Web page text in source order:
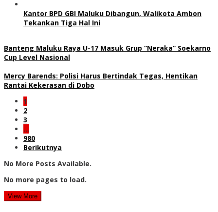
Kantor BPD GBI Maluku Dibangun, Walikota Ambon
Tekankan Tiga Hal Ini
Banteng Maluku Raya U-17 Masuk Grup “Neraka” Soekarno
Cup Level Nasional
Mercy Barends: Polisi Harus Bertindak Tegas, Hentikan
Rantai Kekerasan di Dobo
1
2
3
…
980
Berikutnya
No More Posts Available.
No more pages to load.
View More